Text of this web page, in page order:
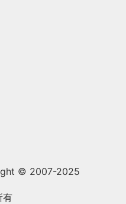
© 2007-2025
有